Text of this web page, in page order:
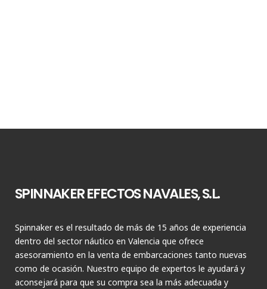
SPINNAKER EFECTOS NAVALES, S.L.
Spinnaker es el resultado de más de 15 años de experiencia
dentro del sector náutico en Valencia que ofrece
asesoramiento en la venta de embarcaciones tanto nuevas
como de ocasión. Nuestro equipo de expertos le ayudará y
aconsejará para que su compra sea la más adecuada y